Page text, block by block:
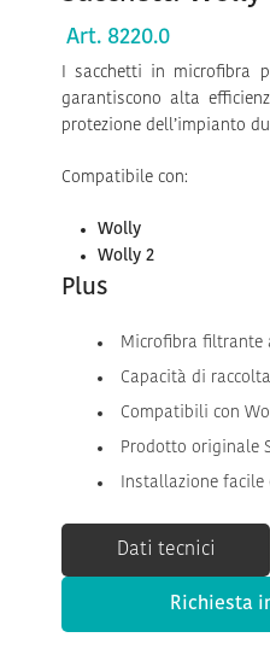
Art. 8220.0
I sacchetti in microfibra
garantiscono alta
protezione dell’impianto
Compatibile con:
Wolly
Wolly 2
Plus
Microfibra filtrante
Capacità di
Compatibili con
Prodotto originale
Installazione facile
Dati tecnici
Richiesta